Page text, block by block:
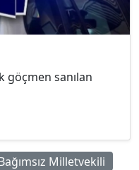
göçmen sanılan
Milletvekili